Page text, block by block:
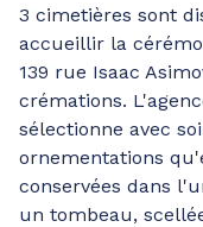
3 cimetières sont
accueillir la
139 rue Isaac
crémations.
sélectionne avec
ornementations
conservées dans
un tombeau,